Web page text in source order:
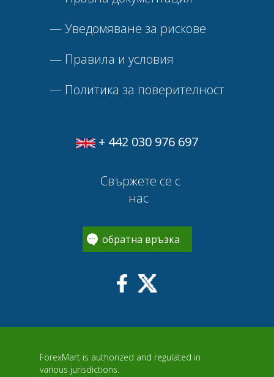
—Уведомяване за рискове
— Правила и условия
— Политика за поверителност
+ 442 030 976 697
Свържете се с
нас
обратна връзка
ForexMart is authorized and regulated in
various jurisdictions.